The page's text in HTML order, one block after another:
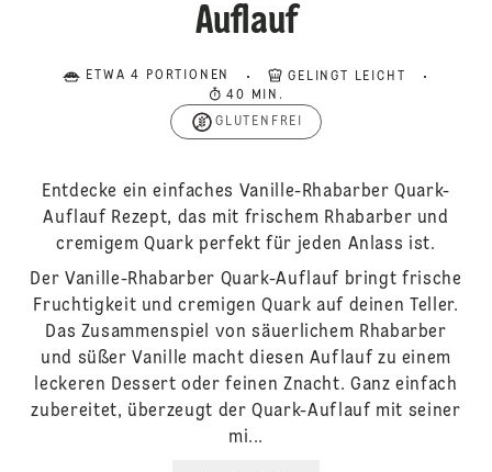
Auflauf
ETWA 4 PORTIONEN
GELINGT LEICHT
40 MIN.
GLUTENFREI
Entdecke ein einfaches Vanille-Rhabarber Quark-
Auflauf Rezept, das mit frischem Rhabarber und
cremigem Quark perfekt für jeden Anlass ist.
Der Vanille-Rhabarber Quark-Auflauf bringt frische
Fruchtigkeit und cremigen Quark auf deinen Teller.
Das Zusammenspiel von säuerlichem Rhabarber
und süßer Vanille macht diesen Auflauf zu einem
leckeren Dessert oder feinen Znacht. Ganz einfach
zubereitet, überzeugt der Quark-Auflauf mit seiner
mi...